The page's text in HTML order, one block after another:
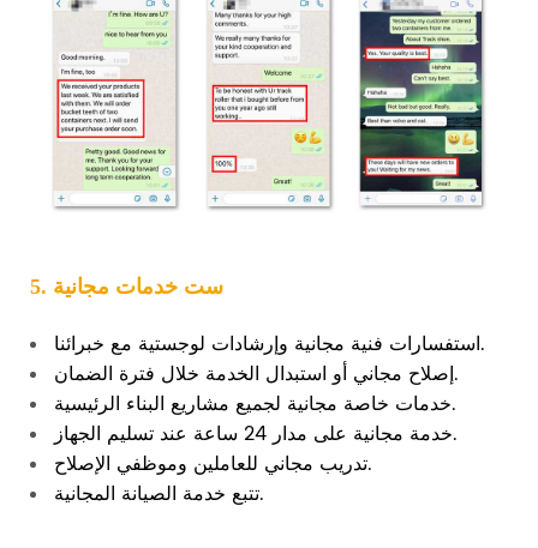
5. ست خدمات مجانية
استفسارات فنية مجانية وإرشادات لوجستية مع خبرائنا.
إصلاح مجاني أو استبدال الخدمة خلال فترة الضمان.
خدمات خاصة مجانية لجميع مشاريع البناء الرئيسية.
خدمة مجانية على مدار 24 ساعة عند تسليم الجهاز.
تدريب مجاني للعاملين وموظفي الإصلاح.
تتبع خدمة الصيانة المجانية.